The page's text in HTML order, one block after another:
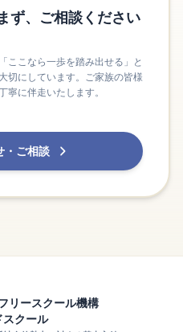
ず、ご相談ください
ここなら一歩を踏み出せる」と
切にしています。ご家族の皆様
寧に伴走いたします。
・ご相談
リースクール機構
クール